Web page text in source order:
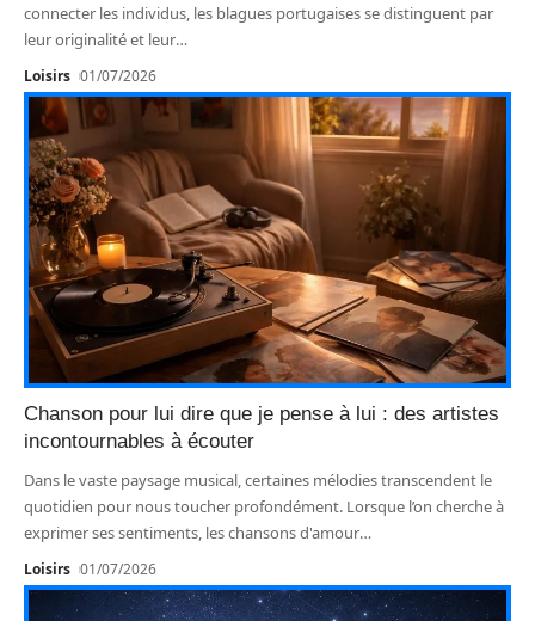
connecter les individus, les blagues portugaises se distinguent par
leur originalité et leur…
Loisirs 01/07/2026
Chanson pour lui dire que je pense à lui : des artistes
incontournables à écouter
Dans le vaste paysage musical, certaines mélodies transcendent le
quotidien pour nous toucher profondément. Lorsque l’on cherche à
exprimer ses sentiments, les chansons d'amour…
Loisirs 01/07/2026